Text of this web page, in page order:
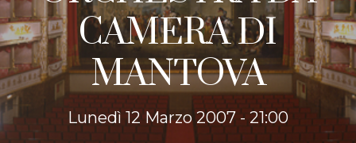
CAMERA DI
MANTOVA
Lunedì 12 Marzo 2007 - 21:00